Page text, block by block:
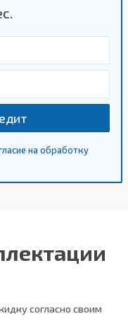
на обработку
согласно своим